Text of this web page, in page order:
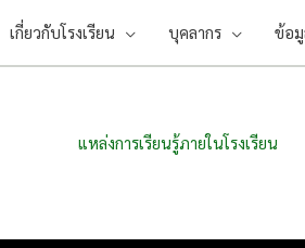
เกี่ยวกับโรงเรียน บุคลากร ข้อมู
แหล่งการเรียนรู้ภายในโรงเรียน